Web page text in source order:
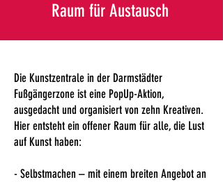
Raum für Austausch
Die Kunstzentrale in der Darmstädter
Fußgängerzone ist eine PopUp-Aktion,
ausgedacht und organisiert von zehn Kreativen.
Hier entsteht ein offener Raum für alle, die Lust
auf Kunst haben:
- Selbstmachen – mit einem breiten Angebot an